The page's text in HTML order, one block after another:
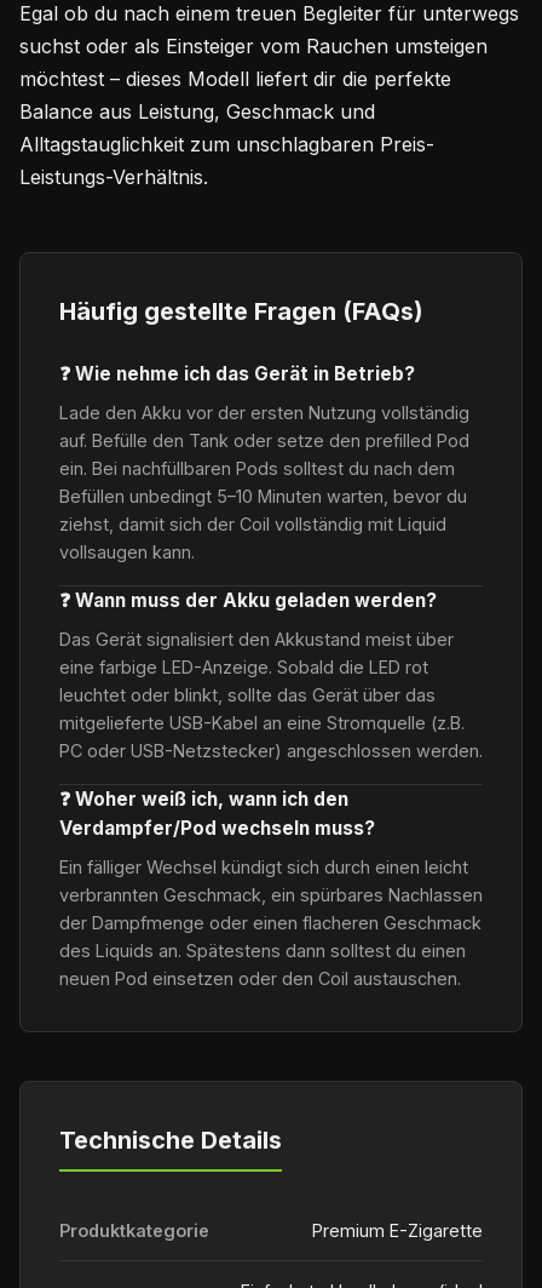
Egal ob du nach einem treuen Begleiter für unterwegs
suchst oder als Einsteiger vom Rauchen umsteigen
möchtest – dieses Modell liefert dir die perfekte
Balance aus Leistung, Geschmack und
Alltagstauglichkeit zum unschlagbaren Preis-
Leistungs-Verhältnis.
Häufig gestellte Fragen (FAQs)
❓ Wie nehme ich das Gerät in Betrieb?
Lade den Akku vor der ersten Nutzung vollständig
auf. Befülle den Tank oder setze den prefilled Pod
ein. Bei nachfüllbaren Pods solltest du nach dem
Befüllen unbedingt 5–10 Minuten warten, bevor du
ziehst, damit sich der Coil vollständig mit Liquid
vollsaugen kann.
❓ Wann muss der Akku geladen werden?
Das Gerät signalisiert den Akkustand meist über
eine farbige LED-Anzeige. Sobald die LED rot
leuchtet oder blinkt, sollte das Gerät über das
mitgelieferte USB-Kabel an eine Stromquelle (z.B.
PC oder USB-Netzstecker) angeschlossen werden.
❓ Woher weiß ich, wann ich den
Verdampfer/Pod wechseln muss?
Ein fälliger Wechsel kündigt sich durch einen leicht
verbrannten Geschmack, ein spürbares Nachlassen
der Dampfmenge oder einen flacheren Geschmack
des Liquids an. Spätestens dann solltest du einen
neuen Pod einsetzen oder den Coil austauschen.
Technische Details
Produktkategorie Premium E-Zigarette